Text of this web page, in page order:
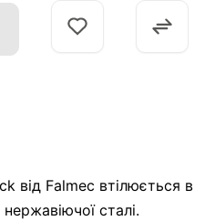
від Falmec втілюється в
сталі.